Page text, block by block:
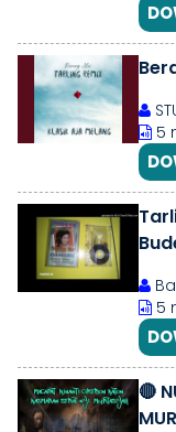
5
5
🔴